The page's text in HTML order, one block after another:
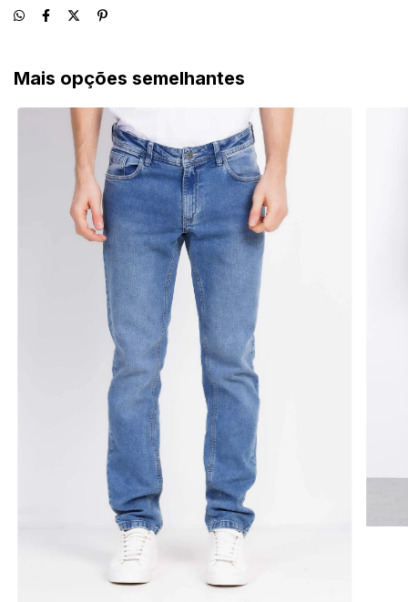
Mais opções semelhantes